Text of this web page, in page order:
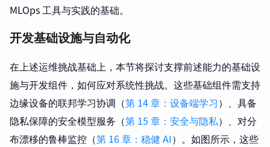
MLOps 工具与实践的基础。
开发基础设施与自动化
在上述运维挑战基础上，本节将探讨支撑前述能力的基础设
施与开发组件，如何应对系统性挑战。这些基础组件需支持
边缘设备的联邦学习协调（第 14 章：设备端学习）、具备
隐私保障的安全模型服务（第 15 章：安全与隐私）、对分
布漂移的鲁棒监控（第 16 章：稳健 AI）。如图所示，这些